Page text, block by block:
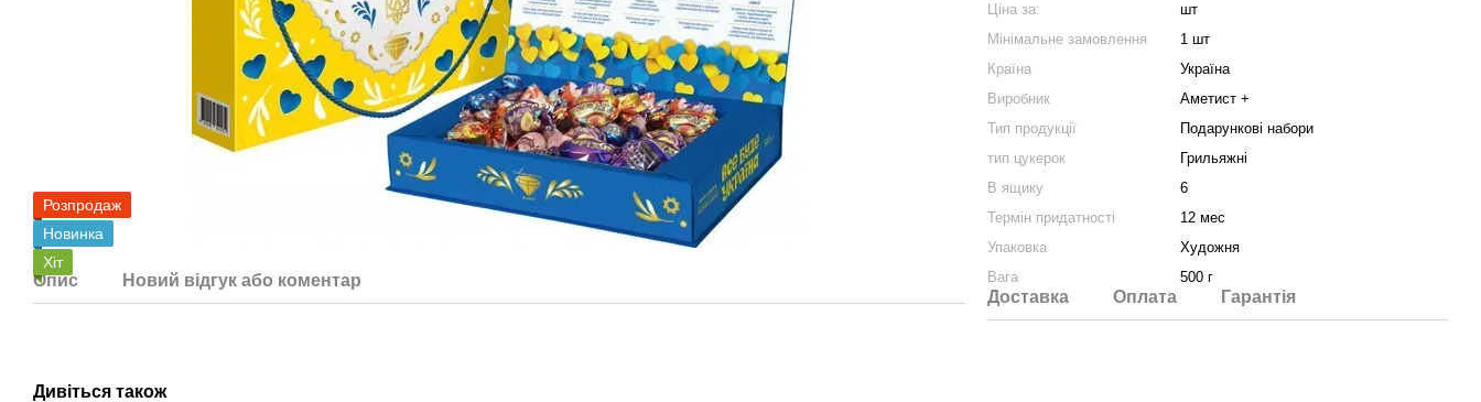
Розпродаж
Новинка
Хіт
Опис Новий відгук або коментар
Ціна за:
шт
Мінімальне замовлення
1 шт
Країна
Україна
Виробник
Аметист +
Тип продукції
Подарункові набори
тип цукерок
Грильяжні
В ящику
6
Термін придатності
12 мес
Упаковка
Художня
Вага
500 г
Доставка Оплата Гарантія
Дивіться також